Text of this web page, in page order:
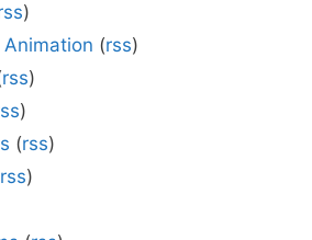
)
(rss)
rss)
)
(rss)
rss)